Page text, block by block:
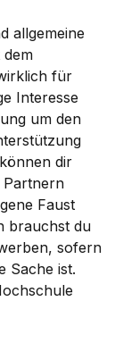
allgemeine
dem
für
Interesse
um den
dir
Partnern
Faust
brauchst du
sofern
Sache ist.